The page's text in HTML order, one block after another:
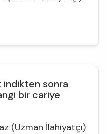
indikten sonra
bir cariye
(Uzman İlahiyatçı)